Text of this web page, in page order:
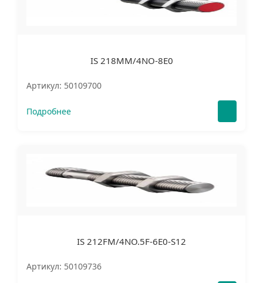
IS 218MM/4NO-8E0
Артикул: 50109700
Подробнее
IS 212FM/4NO.5F-6E0-S12
Артикул: 50109736